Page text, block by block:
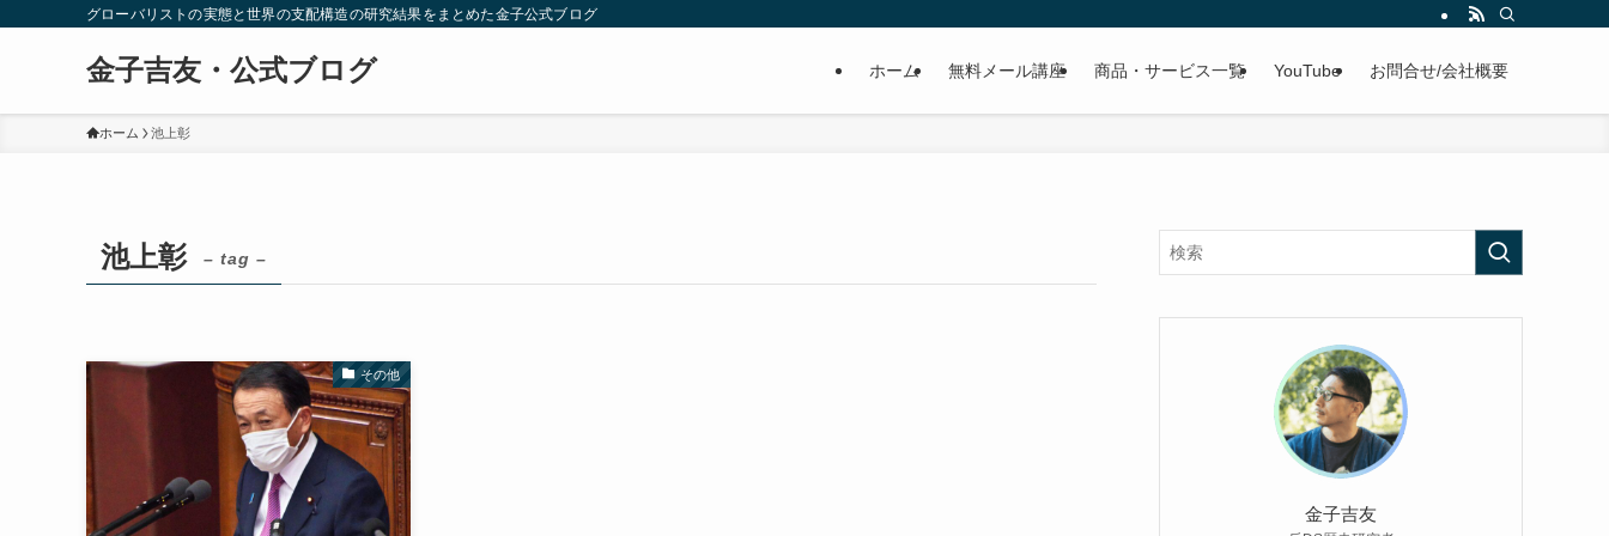
グローバリストの実態と世界の支配構造の研究結果をまとめた金子公式ブログ
金子吉友・公式ブログ ホーム 無料メール講座 商品・サービス一覧 YouTube お問合せ/会社概要
ホーム 池上彰
池上彰 – tag –
その他
金子吉友